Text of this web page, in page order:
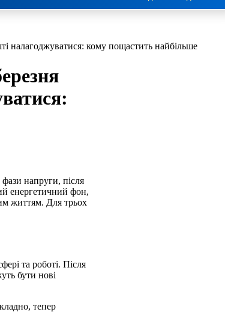
налагоджуватися: кому пощастить найбільше
енергетичний фон,
життям. Для трьох
та роботі. Після
бути нові
тепер